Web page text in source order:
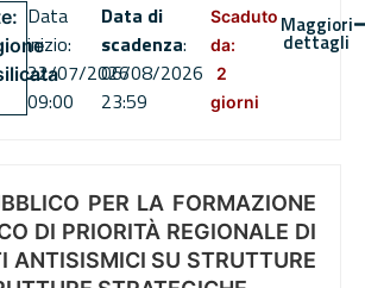
Data
inizio:
22/07/2026
09:00
Data di
scadenza:
06/08/2026
23:59
Scaduto
da:
2
giorni
Maggiori
dettagli
PER LA FORMAZIONE
DI PRIORITÀ REGIONALE DI
ANTISISMICI SU STRUTTURE